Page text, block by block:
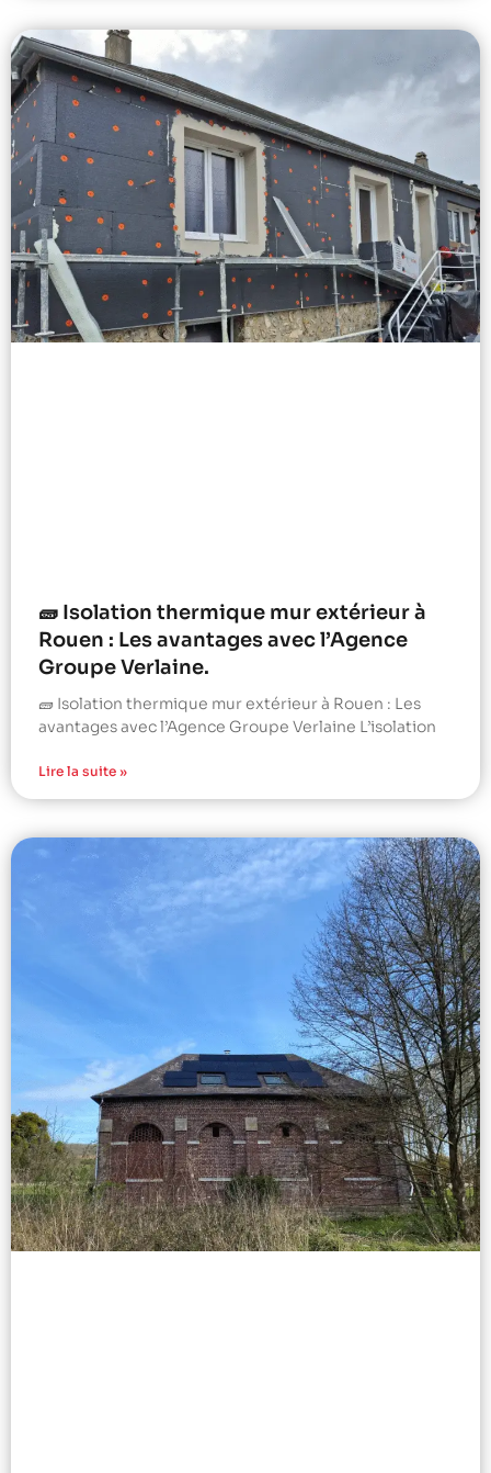
🧱 Isolation thermique mur extérieur à
Rouen : Les avantages avec l’Agence
Groupe Verlaine.
🧱 Isolation thermique mur extérieur à Rouen : Les
avantages avec l’Agence Groupe Verlaine L’isolation
Lire la suite »